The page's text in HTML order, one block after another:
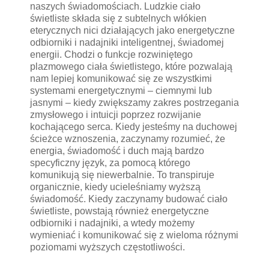
naszych świadomościach. Ludzkie ciało
świetliste składa się z subtelnych włókien
eterycznych nici działających jako energetyczne
odbiorniki i nadajniki inteligentnej, świadomej
energii. Chodzi o funkcje rozwiniętego
plazmowego ciała świetlistego, które pozwalają
nam lepiej komunikować się ze wszystkimi
systemami energetycznymi – ciemnymi lub
jasnymi – kiedy zwiększamy zakres postrzegania
zmysłowego i intuicji poprzez rozwijanie
kochającego serca. Kiedy jesteśmy na duchowej
ścieżce wznoszenia, zaczynamy rozumieć, że
energia, świadomość i duch mają bardzo
specyficzny język, za pomocą którego
komunikują się niewerbalnie. To transpiruje
organicznie, kiedy ucieleśniamy wyższą
świadomość. Kiedy zaczynamy budować ciało
świetliste, powstają również energetyczne
odbiorniki i nadajniki, a wtedy możemy
wymieniać i komunikować się z wieloma różnymi
poziomami wyższych częstotliwości.